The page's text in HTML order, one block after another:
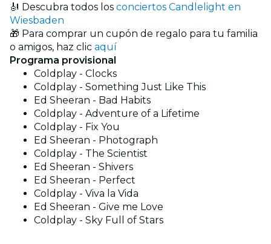
🎻 Descubra todos los conciertos Candlelight en
Wiesbaden
🎁 Para comprar un cupón de regalo para tu familia
o amigos, haz clic aquí
Programa provisional
Coldplay - Clocks
Coldplay - Something Just Like This
Ed Sheeran - Bad Habits
Coldplay - Adventure of a Lifetime
Coldplay - Fix You
Ed Sheeran - Photograph
Coldplay - The Scientist
Ed Sheeran - Shivers
Ed Sheeran - Perfect
Coldplay - Viva la Vida
Ed Sheeran - Give me Love
Coldplay - Sky Full of Stars